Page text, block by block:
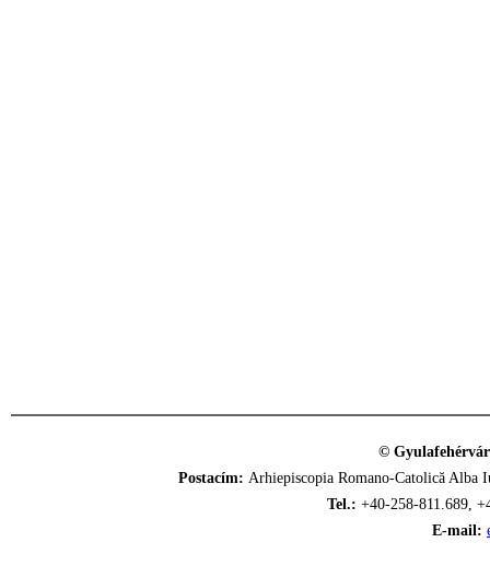
©
Postacím: Arhiepiscopia Romano-Catolică
Tel.: +40-258-811.689,
E-mail: